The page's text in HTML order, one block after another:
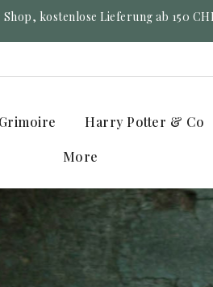
kostenlose Lieferung ab 150
Harry Potter & Co
More